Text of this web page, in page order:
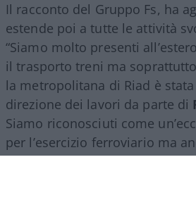
Il racconto del Gruppo Fs, ha
estende poi a tutte le attività
“Siamo molto presenti
il trasporto treni ma soprattutto
la metropolitana di Riad è
direzione dei lavori da parte di
Siamo riconosciuti come
per l’esercizio ferroviario ma
realizzazione e progettazione